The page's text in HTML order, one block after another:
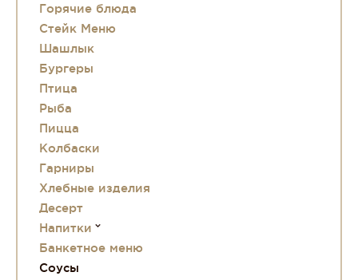
Горячие блюда
Стейк Меню
Шашлык
Бургеры
Птица
Рыба
Пицца
Колбаски
Гарниры
Хлебные изделия
Десерт
Напитки
Банкетное меню
Соусы